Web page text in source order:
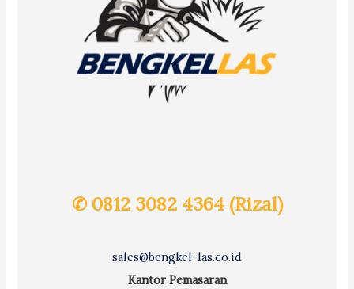
✆ 0812 3082 4364 (Rizal)
sales@bengkel-las.co.id
Kantor Pemasaran